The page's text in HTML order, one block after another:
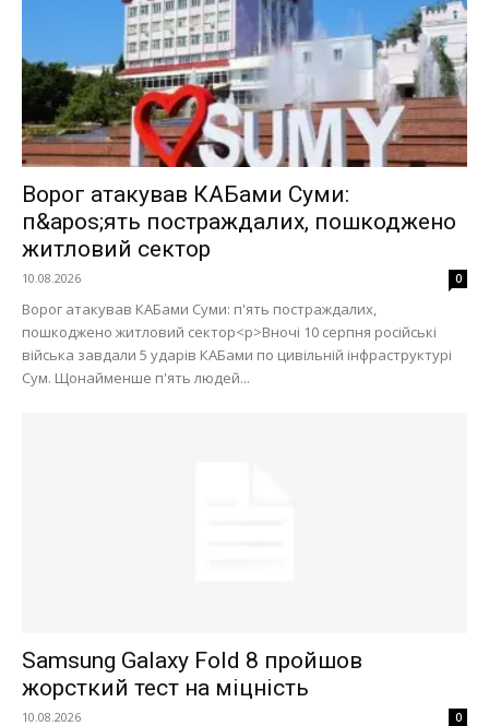
Ворог атакував КАБами Суми:
п&apos;ять постраждалих, пошкоджено
житловий сектор
10.08.2026 0
Ворог атакував КАБами Суми: п'ять постраждалих,
пошкоджено житловий сектор<p>Вночі 10 серпня російські
війська завдали 5 ударів КАБами по цивільній інфраструктурі
Сум. Щонайменше п'ять людей...
Samsung Galaxy Fold 8 пройшов
жорсткий тест на міцність
10.08.2026 0